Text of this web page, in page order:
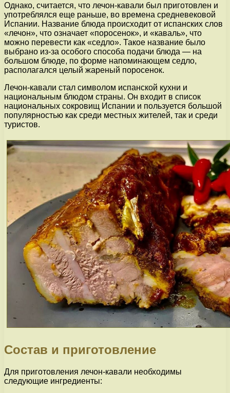
Однако, считается, что лечон-кавали был приготовлен и
употреблялся еще раньше, во времена средневековой
Испании. Название блюда происходит от испанских слов
«лечон», что означает «поросенок», и «каваль», что
можно перевести как «седло». Такое название было
выбрано из-за особого способа подачи блюда — на
большом блюде, по форме напоминающем седло,
располагался целый жареный поросенок.
Лечон-кавали стал символом испанской кухни и
национальным блюдом страны. Он входит в список
национальных сокровищ Испании и пользуется большой
популярностью как среди местных жителей, так и среди
туристов.
Состав и приготовление
Для приготовления лечон-кавали необходимы
следующие ингредиенты: